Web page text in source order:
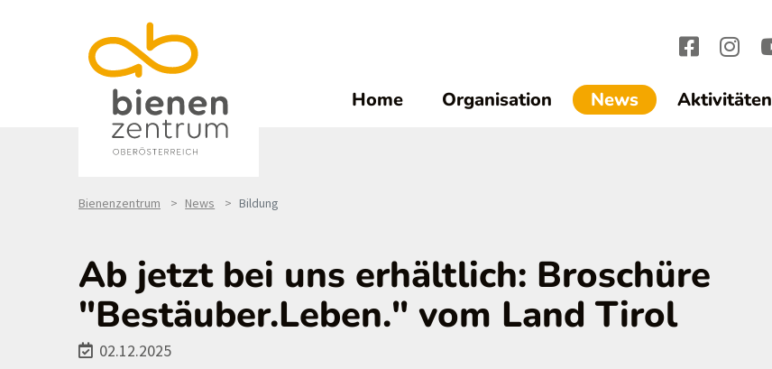
Home Organisation News(current)1
Aktivitäten
Bienenzentrum News Bildung
Ab jetzt bei uns erhältlich: Broschüre
"Bestäuber.Leben." vom Land Tirol
02.12.2025